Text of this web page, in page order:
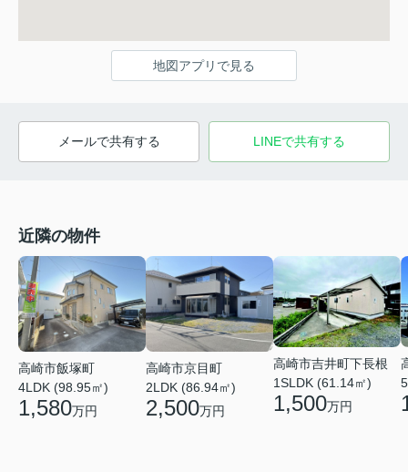
地図アプリで見る
メールで共有する LINEで共有する
近隣の物件
高崎市飯塚町
4LDK (98.95㎡)
1,580万円
高崎市京目町
2LDK (86.94㎡)
2,500万円
高崎市吉井町下長根
1SLDK (61.14㎡)
1,500万円